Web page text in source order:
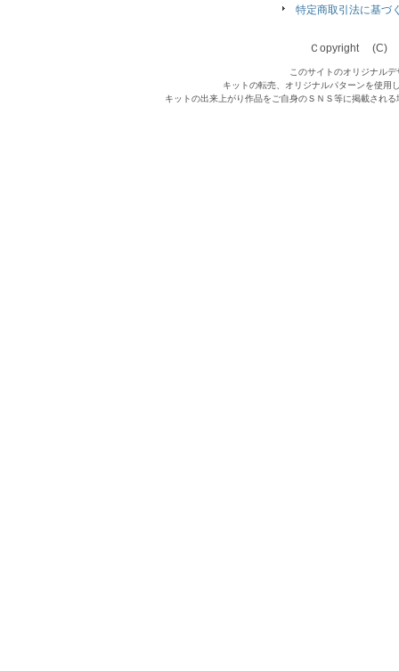
特定商取引法に基づ
Ｃopyright (C)
このサイトのオリジナル
キットの転売、オリジナルパターンを使用
キットの出来上がり作品をご自身のＳＮＳ等に掲載され